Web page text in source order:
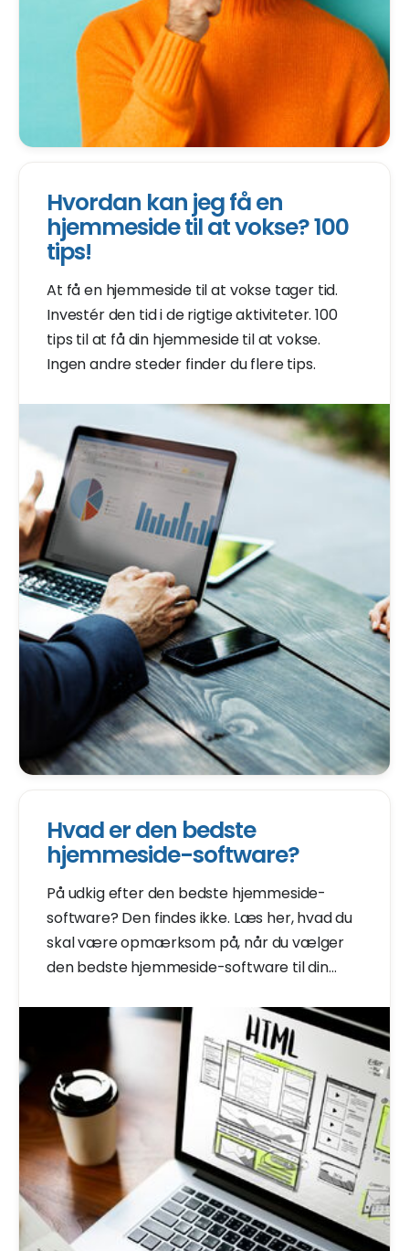
Hvordan kan jeg få en
hjemmeside til at vokse? 100
tips!
At få en hjemmeside til at vokse tager tid.
Investér den tid i de rigtige aktiviteter. 100
tips til at få din hjemmeside til at vokse.
Ingen andre steder finder du flere tips.
Hvad er den bedste
hjemmeside-software?
På udkig efter den bedste hjemmeside-
software? Den findes ikke. Læs her, hvad du
skal være opmærksom på, når du vælger
den bedste hjemmeside-software til din